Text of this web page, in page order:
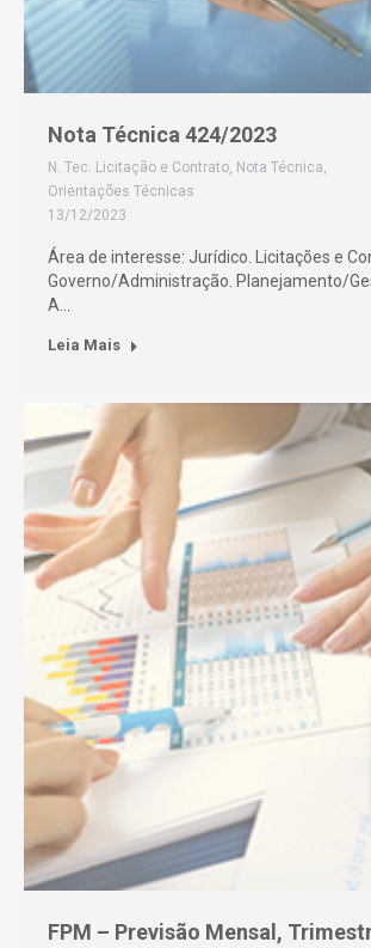
Nota Técnica 424/2023
N. Tec. Licitação e Contrato, Nota Técnica,
Orientações Técnicas
13/12/2023
Área de interesse: Jurídico. Licitações e
Governo/Administração. Planejamento/
A…
Leia Mais
FPM – Previsão Mensal,